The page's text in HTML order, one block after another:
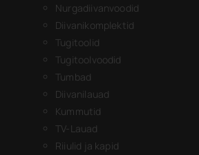
Nurgadiivanvoodid
Diivanikomplektid
Tugitoolid
Tugitoolvoodid
Tumbad
Diivanilauad
Kummutid
TV-Lauad
Riiulid ja kapid